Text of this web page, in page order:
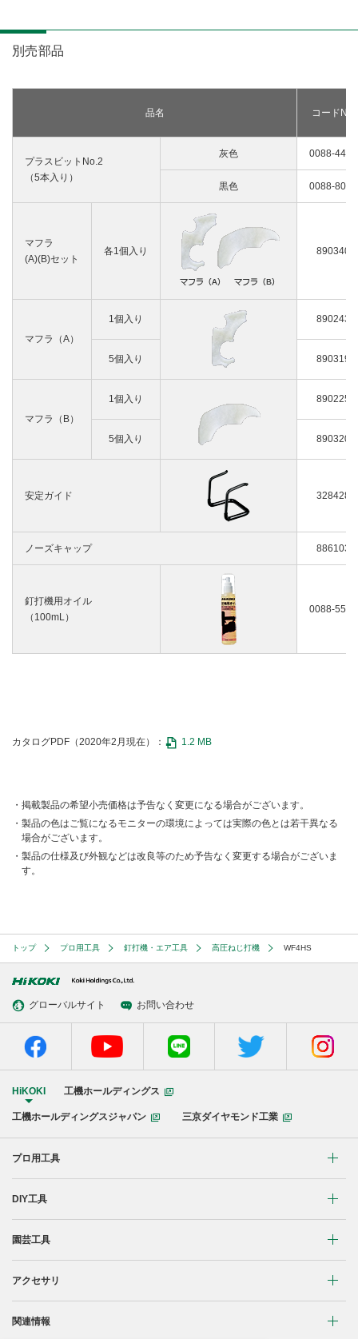
別売部品
品名 コードNo.
プラスビットNo.2
（5本入り）
灰色 0088-4481
黒色 0088-8092
マフラ
(A)(B)セット
各1個入り 890340
マフラ（A）
1個入り 890243
5個入り 890319
マフラ（B）
1個入り 890225
5個入り 890320
安定ガイド 328428
ノーズキャップ 886103
釘打機用オイル
（100mL）
0088-5594
カタログPDF（2020年2月現在）： 1.2 MB
掲載製品の希望小売価格は予告なく変更になる場合がございます。
製品の色はご覧になるモニターの環境によっては実際の色とは若干異なる
場合がございます。
製品の仕様及び外観などは改良等のため予告なく変更する場合がございま
す。
トップ プロ用工具 釘打機・エア工具 高圧ねじ打機 WF4HS
グローバルサイト お問い合わせ
HiKOKI 工機ホールディングス
工機ホールディングスジャパン 三京ダイヤモンド工業
プロ用工具
リチウムイオンコードレス製品
ブラシレスモーター搭載製品
研削
DIY工具
穴あけ・締付け
清掃・吹き飛ばし
園芸工具
植木バリカン
アクセサリ
締付け・穴あけ・ハツリ用
関連情報